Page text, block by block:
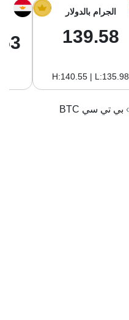
الجرام بالدولار
139.58
H:140.55 | L:135.98
بي تي سي BTC